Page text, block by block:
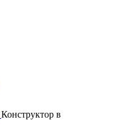
Конструктор в